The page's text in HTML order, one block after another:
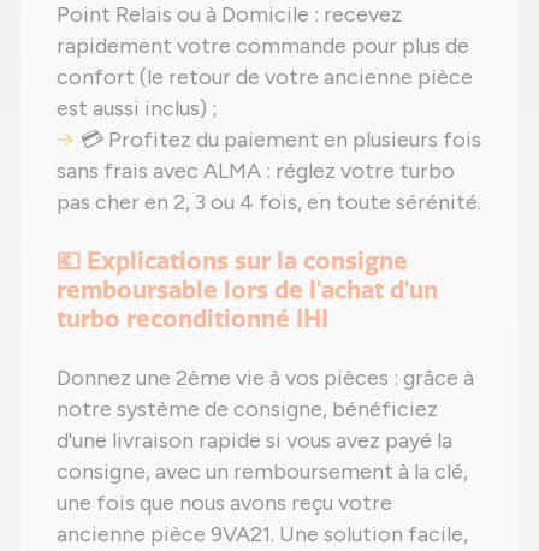
Point Relais ou à Domicile : recevez
rapidement votre commande pour plus de
confort (le retour de votre ancienne pièce
est aussi inclus) ;
💳 Profitez du paiement en plusieurs fois
sans frais avec ALMA : réglez votre turbo
pas cher en 2, 3 ou 4 fois, en toute sérénité.
💶 Explications sur la consigne
remboursable lors de l'achat d'un
turbo reconditionné IHI
Donnez une 2ème vie à vos pièces : grâce à
notre système de consigne, bénéficiez
d'une livraison rapide si vous avez payé la
consigne, avec un remboursement à la clé,
une fois que nous avons reçu votre
ancienne pièce 9VA21. Une solution facile,